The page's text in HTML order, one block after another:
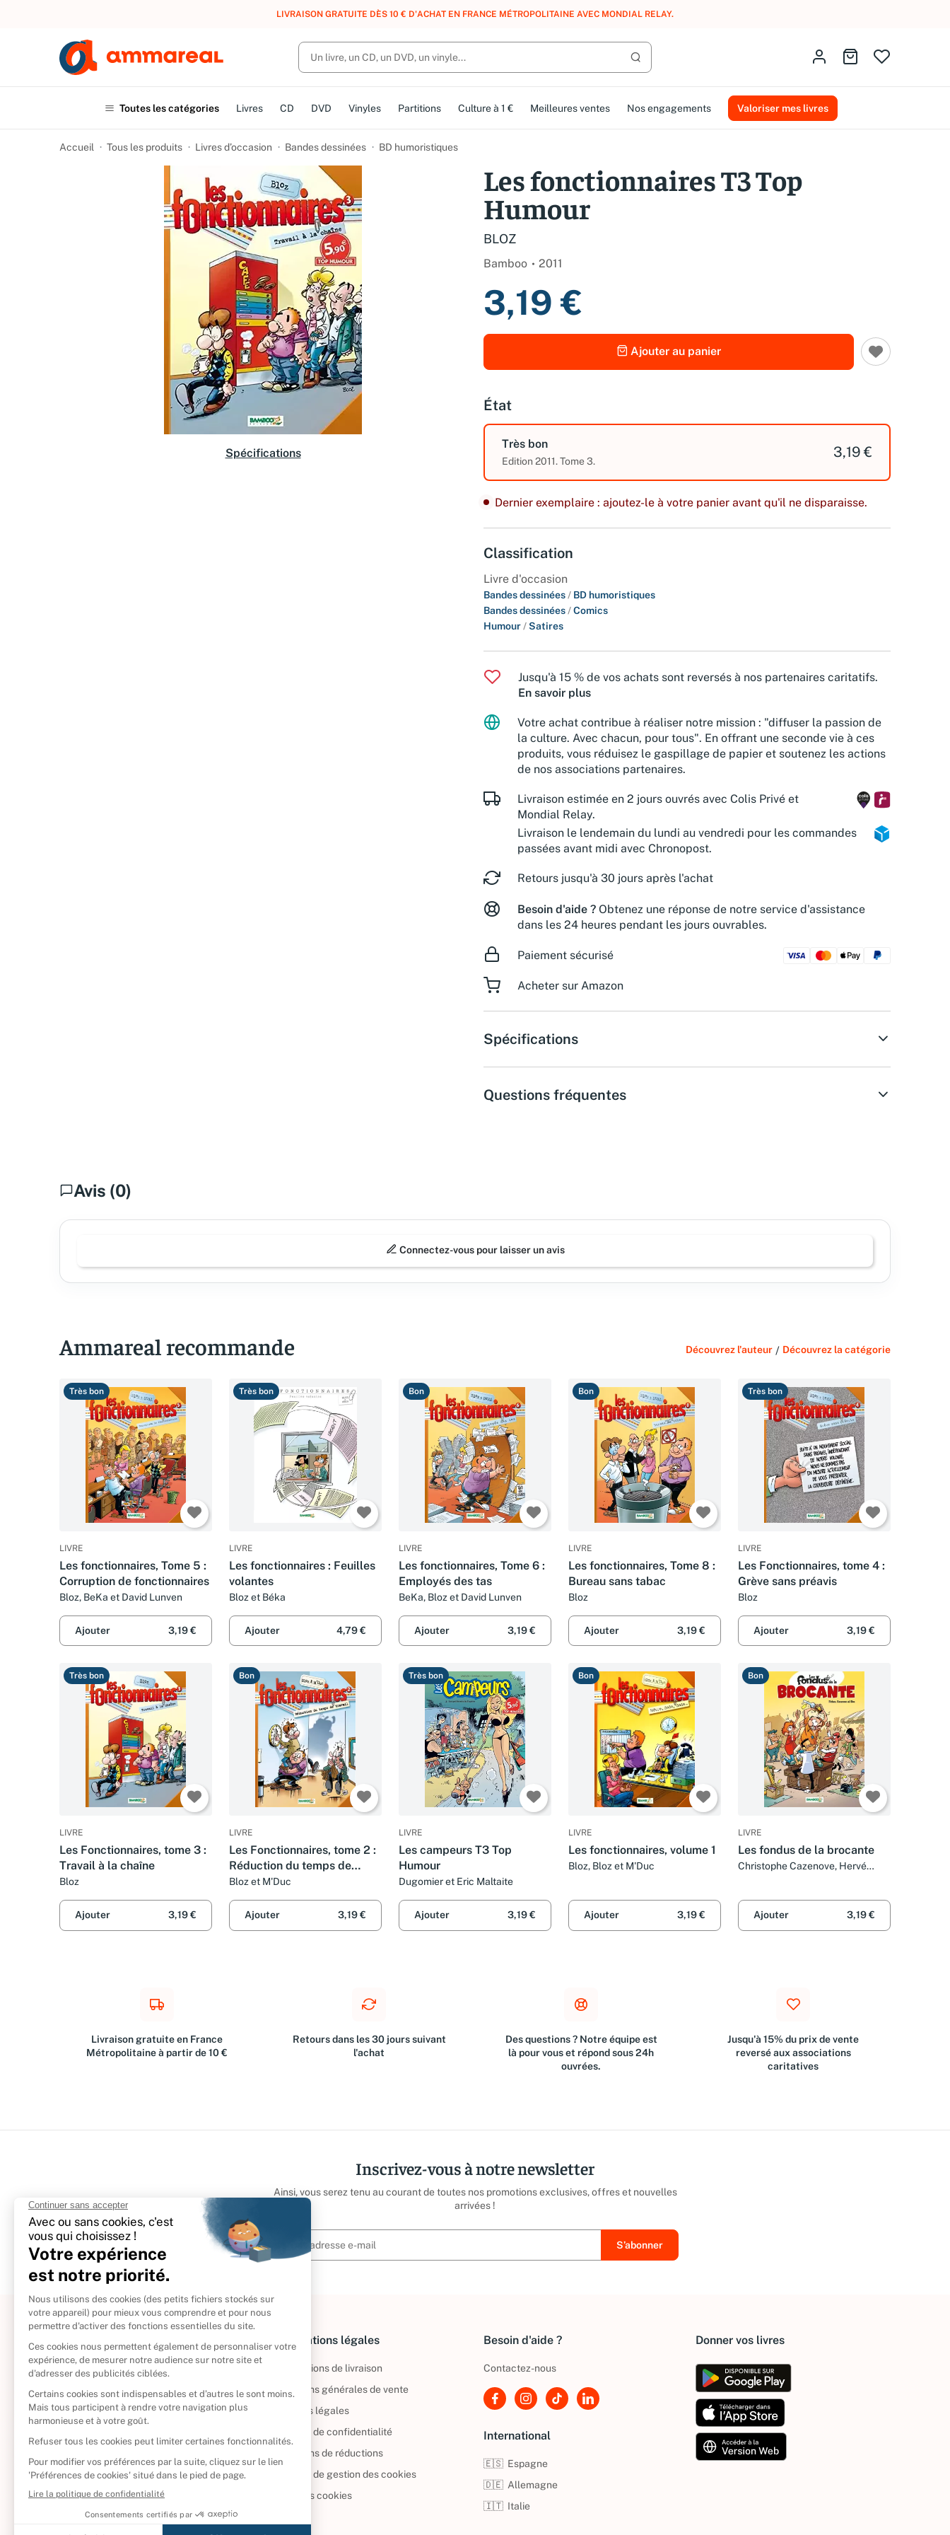
LIVRAISON GRATUITE DÈS 10 € D'ACHAT EN FRANCE MÉTROPOLITAINE AVEC MONDIAL RELAY.
Lancer la recherche
Identifiez-vousAller au panier
Toutes les catégories Livres CD DVD Vinyles Partitions Culture à 1 € Meilleures ventes Nos engagements Valoriser mes livres
Accueil Tous les produits Livres d’occasion Bandes dessinées BD humoristiques
Spécifications
Les fonctionnaires T3 Top
Humour
BLOZ
Bamboo 2011
3,19 €
Ajouter au panier
État
Très bon
Edition 2011. Tome 3.
3,19 €
Dernier exemplaire : ajoutez-le à votre panier avant qu'il ne disparaisse.
Classification
Livre d'occasion
Bandes dessinées / BD humoristiques
Bandes dessinées /Comics
Humour /Satires
Jusqu'à 15 % de vos achats sont reversés à nos partenaires caritatifs.
En savoir plus
Votre achat contribue à réaliser notre mission : "diffuser la passion de
la culture. Avec chacun, pour tous". En offrant une seconde vie à ces
produits, vous réduisez le gaspillage de papier et soutenez les actions
de nos associations partenaires.
Livraison estimée en 2 jours ouvrés avec Colis Privé et
Mondial Relay.
Livraison le lendemain du lundi au vendredi pour les commandes
passées avant midi avec Chronopost.
Retours jusqu'à 30 jours après l'achat
Besoin d'aide ? Obtenez une réponse de notre service d'assistance
dans les 24 heures pendant les jours ouvrables.
Paiement sécurisé
Acheter sur Amazon
Spécifications
Questions fréquentes
Avis (0)
Connectez-vous pour laisser un avis
Ammareal recommande Découvrez l'auteur / Découvrez la catégorie
Très bon
LIVRE
Les fonctionnaires, Tome 5 :
Corruption de fonctionnaires
Bloz, BeKa et David Lunven
Ajouter 3,19 €
Très bon
LIVRE
Les fonctionnaires : Feuilles
volantes
Bloz et Béka
Ajouter 4,79 €
Bon
LIVRE
Les fonctionnaires, Tome 6 :
Employés des tas
BeKa, Bloz et David Lunven
Ajouter 3,19 €
Bon
LIVRE
Les fonctionnaires, Tome 8 :
Bureau sans tabac
Bloz
Ajouter 3,19 €
Très bon
LIVRE
Les Fonctionnaires, tome 4 :
Grève sans préavis
Bloz
Ajouter 3,19 €
Très bon
LIVRE
Les Fonctionnaires, tome 3 :
Travail à la chaîne
Bloz
Ajouter 3,19 €
Bon
LIVRE
Les Fonctionnaires, tome 2 :
Réduction du temps de
travail
Bloz et M'Duc
Ajouter 3,19 €
Très bon
LIVRE
Les campeurs T3 Top
Humour
Dugomier et Eric Maltaite
Ajouter 3,19 €
Bon
LIVRE
Les fonctionnaires, volume 1
Bloz, Bloz et M'Duc
Ajouter 3,19 €
Bon
LIVRE
Les fondus de la brocante
Christophe Cazenove, Hervé
Ajouter 3,19 €
Livraison gratuite en France
Métropolitaine à partir de 10 €
Retours dans les 30 jours suivant
l'achat
Des questions ? Notre équipe est
là pour vous et répond sous 24h
ouvrées.
Jusqu'à 15% du prix de vente
reversé aux associations
caritatives
Inscrivez-vous à notre newsletter
Ainsi, vous serez tenu au courant de toutes nos promotions exclusives, offres et nouvelles
arrivées !
À propos
Politique de retour
Reprendre vos livres
Qui sommes-nous ?
CD d'occasion
DVD d'occasion
Livres d’occasion
Informations légales
Informations de livraison
Conditions générales de vente
Mentions légales
Politique de confidentialité
Conditions de réductions
Politique de gestion des cookies
Gérer vos cookies
Besoin d'aide ?
Contactez-nous
International
🇪🇸 Espagne
🇩🇪 Allemagne
🇮🇹 Italie
Donner vos livres